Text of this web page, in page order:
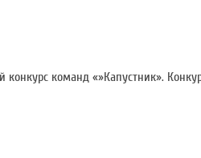
конкурс команд «»Капустник».